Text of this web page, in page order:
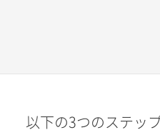
以下の3つのステッ